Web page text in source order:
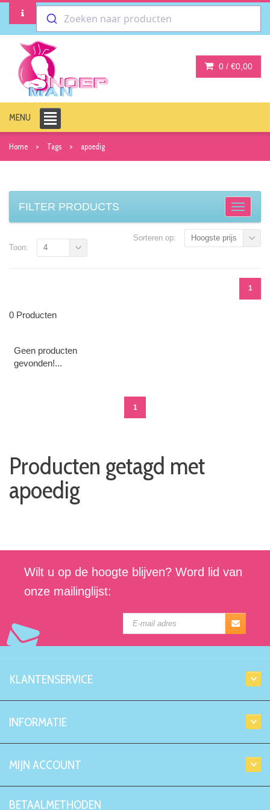
Zoeken naar producten
0 / €0,00
MENU
Home Tags apoedig
FILTER PRODUCTS
Sorteren op: Hoogste prijs
1
Toon: 4
0 Producten
Geen producten
gevonden!...
1
Producten getagd met
apoedig
Wilt u op de hoogte blijven? Word lid van
onze mailinglijst:
KLANTENSERVICE
INFORMATIE
MIJN ACCOUNT
BETAALMETHODEN